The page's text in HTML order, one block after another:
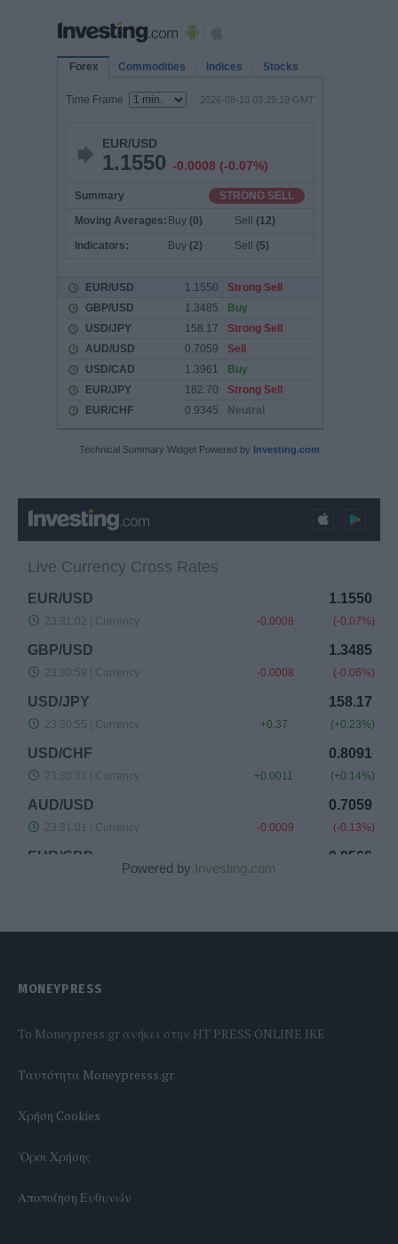
Technical Summary Widget Powered by Investing.com
Powered by Investing.com
MONEYPRESS
To Moneypress.gr ανήκει στην HT PRESS ONLINE IKE
Tαυτότητα Moneypresss.gr
Χρήση Cookies
'Οροι Χρήσης
Αποποίηση Ευθυνών